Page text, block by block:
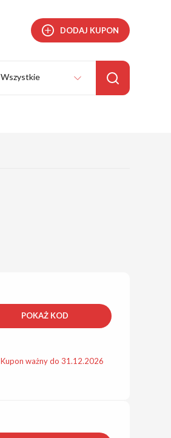
DODAJ KUPON
Wszystkie
POKAŻ KOD
Kupon ważny do 31.12.2026